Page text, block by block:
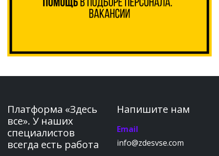
Платформа «Здесь
все». У наших
специалистов
всегда есть работа
Напишите нам
Email
info@zdesvse.com